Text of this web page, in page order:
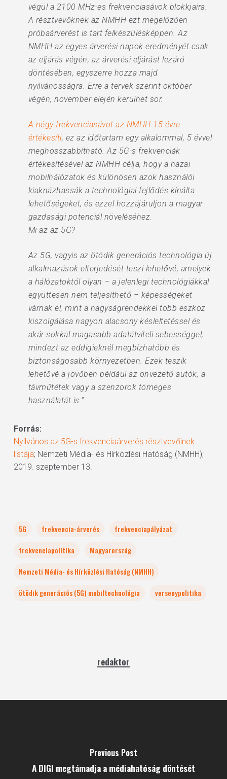
végül a 2100 MHz-es frekvenciasávok blokkjaira.
A résztvevőknek az NMHH ezt megelőzően
próbaárverést is tart felkészülésképpen. Az
NMHH az egyes árverési napok eredményét csak
az eljárás végén, az árverési eljárást lezáró
döntésében, egyszerre hozza majd
nyilvánosságra. Erre a tervek szerint október
végén, november elején kerülhet sor.
A négy frekvenciasávot az NMHH 15 évre
értékesíti, ez az időtartam egy alkalommal, 5 évvel
meghosszabbítható. Az 5G-s frekvenciák
értékesítésével az NMHH célja, hogy a hazai
mobilhálózatok és különösen azok használói
kiaknázhassák a technológiai fejlődés kínálta
lehetőségeket, és ezzel hozzájáruljon a magyar
gazdasági potenciál növeléséhez.
Mi az az 5G?
Az 5G, vagyis az ötödik generációs technológia új
alkalmazások elterjedését teszi lehetővé, amelyek
a hálózatoktól olyan – a jelenlegi technológiákkal
együttesen nem teljesíthető – képességeket
várnak el, mint a nagyságrendekkel több eszköz
kiszolgálása nagyon alacsony késleltetéssel és
akár sokkal magasabb adatátviteli sebességgel,
mindezt az eddigieknél megbízhatóbb és
biztonságosabb környezetben. Ezek teszik
lehetővé a jövőben például az önvezető autók, a
távműtétek vagy a szenzorok tömeges
használatát is.”
Forrás:
Nyilvános az 5G-s frekvenciaárverés résztvevőinek
listája; Nemzeti Média- és Hírközlési Hatóság (NMHH);
2019. szeptember 13.
5G frekvencia-árverés
frekvenciapályázat
frekvenciapolitika
Magyarország
Nemzeti Média- és Hírközlési Hatóság (NMHH)
ötödik generációs (5G) mobiltechnológia
versenypolitika
redaktor
Previous Post
A DIGI megtámadja a médiahatóság döntését